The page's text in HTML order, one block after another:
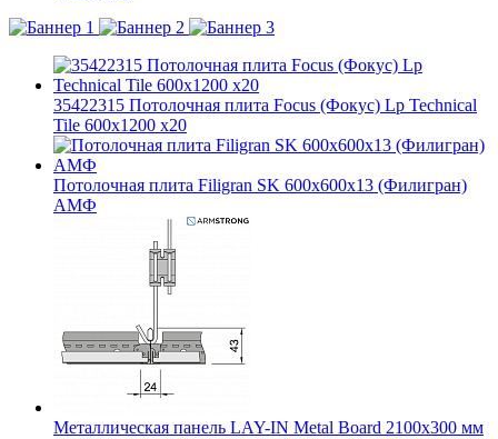
35422315 Потолочная плита Focus (Фокус) Lp Technical
Tile 600x1200 x20
Потолочная плита Filigran SK 600x600x13 (Филигран)
АМФ
Металлическая панель LAY-IN Metal Board 2100x300 мм